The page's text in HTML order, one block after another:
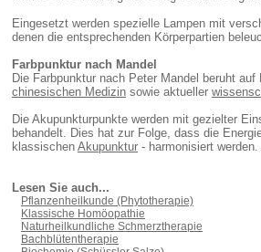
Eingesetzt werden spezielle Lampen mit
denen die entsprechenden Körperpartien
Farbpunktur nach Mandel
Die Farbpunktur nach Peter Mandel beruht
chinesischen Medizin sowie aktueller
Die Akupunkturpunkte werden mit gezielter
behandelt. Dies hat zur Folge, dass die
klassischen Akupunktur - harmonisiert werden.
Lesen Sie auch...
Pflanzenheilkunde (Phytotherapie)
Klassische Homöopathie
Naturheilkundliche Schmerztherapie
Bachblütentherapie